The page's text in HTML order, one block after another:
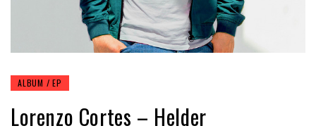
ALBUM / EP
Lorenzo Cortes – Helder